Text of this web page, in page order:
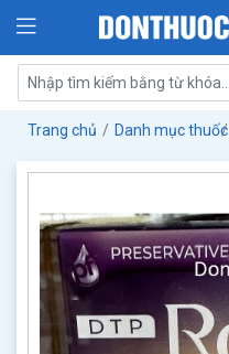
Trang chủ Danh mục thuốc